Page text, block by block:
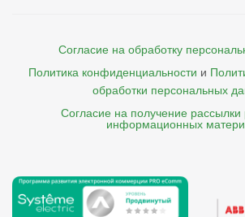
Согласие на обработку
Политика конфиденциальности и
обработки персональных
Согласие на получение рассылки
информационных